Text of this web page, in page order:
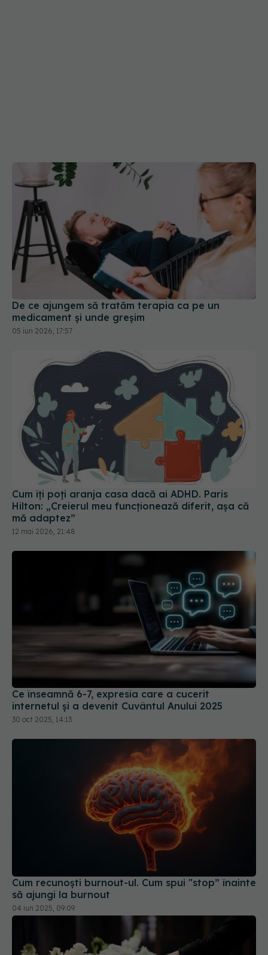
De ce ajungem să tratăm terapia ca pe un
medicament și unde greșim
05 iun 2026, 17:57
Cum îți poți aranja casa dacă ai ADHD. Paris
Hilton: „Creierul meu funcționează diferit, așa că
mă adaptez”
12 mai 2026, 21:48
Ce înseamnă 6-7, expresia care a cucerit
internetul și a devenit Cuvântul Anului 2025
30 oct 2025, 14:13
Cum recunoști burnout-ul. Cum spui "stop” înainte
să ajungi la burnout
04 iun 2025, 09:09